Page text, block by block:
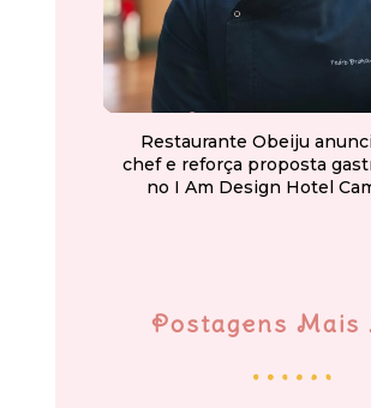
Restaurante Obeiju
chef e reforça proposta
no I Am Design Hotel
Postagens Mais